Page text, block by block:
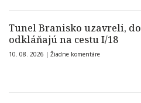
Tunel Branisko uzavreli,
odkláňajú na cestu I/18
10. 08. 2026 | Žiadne komentáre